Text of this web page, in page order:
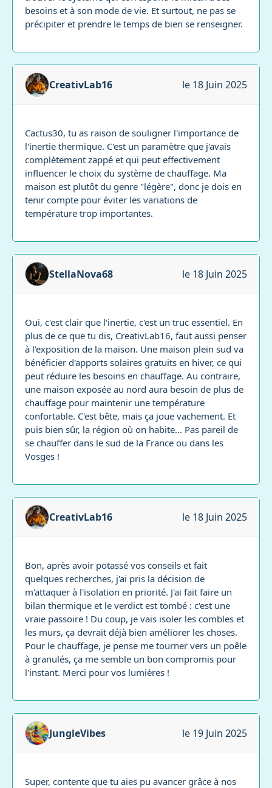
besoins et à son mode de vie. Et surtout, ne pas se
précipiter et prendre le temps de bien se renseigner.
CreativLab16 le 18 Juin 2025
Cactus30, tu as raison de souligner l'importance de
l'inertie thermique. C'est un paramètre que j'avais
complètement zappé et qui peut effectivement
influencer le choix du système de chauffage. Ma
maison est plutôt du genre "légère", donc je dois en
tenir compte pour éviter les variations de
température trop importantes.
StellaNova68 le 18 Juin 2025
Oui, c'est clair que l'inertie, c'est un truc essentiel. En
plus de ce que tu dis, CreativLab16, faut aussi penser
à l'exposition de la maison. Une maison plein sud va
bénéficier d'apports solaires gratuits en hiver, ce qui
peut réduire les besoins en chauffage. Au contraire,
une maison exposée au nord aura besoin de plus de
chauffage pour maintenir une température
confortable. C'est bête, mais ça joue vachement. Et
puis bien sûr, la région où on habite... Pas pareil de
se chauffer dans le sud de la France ou dans les
Vosges !
CreativLab16 le 18 Juin 2025
Bon, après avoir potassé vos conseils et fait
quelques recherches, j'ai pris la décision de
m'attaquer à l'isolation en priorité. J'ai fait faire un
bilan thermique et le verdict est tombé : c'est une
vraie passoire ! Du coup, je vais isoler les combles et
les murs, ça devrait déjà bien améliorer les choses.
Pour le chauffage, je pense me tourner vers un poêle
à granulés, ça me semble un bon compromis pour
l'instant. Merci pour vos lumières !
JungleVibes le 19 Juin 2025
Super, contente que tu aies pu avancer grâce à nos